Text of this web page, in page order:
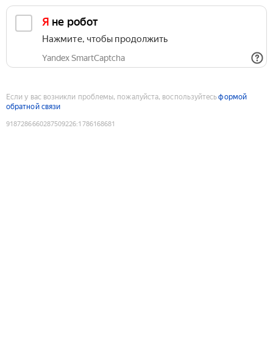
Я не робот
Нажмите, чтобы продолжить
Yandex SmartCaptcha
Если у вас возникли проблемы, пожалуйста, воспользуйтесьформой
обратной связи
9187286660287509226:1786168681